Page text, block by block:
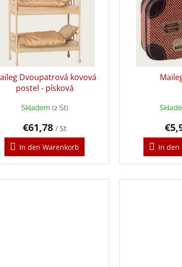
Dvoupatrová kovová
postel - písková
Skladem (2 St)
€61,78/ St
In den Warenkorb
In den